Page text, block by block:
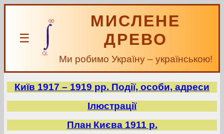
☰
МИСЛЕНЕ
ДРЕВО
Ми робимо Україну – українською!
Київ 1917 – 1919 рр. Події, особи, адреси
Ілюстрації
План Києва 1911 р.